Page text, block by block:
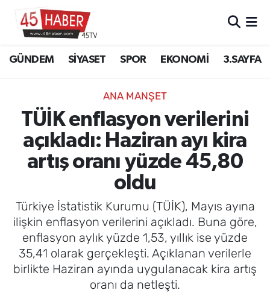
GÜNDEM SİYASET SPOR EKONOMİ 3.SAYFA
ANA MANŞET
TÜİK enflasyon verilerini
açıkladı: Haziran ayı kira
artış oranı yüzde 45,80
oldu
Türkiye İstatistik Kurumu (TÜİK), Mayıs ayına
ilişkin enflasyon verilerini açıkladı. Buna göre,
enflasyon aylık yüzde 1,53, yıllık ise yüzde
35,41 olarak gerçekleşti. Açıklanan verilerle
birlikte Haziran ayında uygulanacak kira artış
oranı da netleşti.
SİYASET
SPOR
EKONOMİ
3.SAYFA
EĞİTİM
SAĞLIK
YAŞAM
Manisa Hava Durumu
Manisa Namaz Vakitleri
Manisa Trafik Yoğunluk Haritası
Süper Lig Puan Durumu ve Fikstür
Tüm Manşetler
Son Dakika Haberleri
Haber Arşivi